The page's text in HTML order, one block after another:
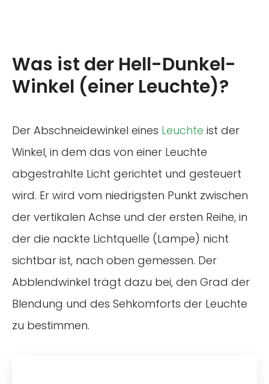
Was ist der Hell-Dunkel-
Winkel (einer Leuchte)?
Der Abschneidewinkel eines Leuchte ist der
Winkel, in dem das von einer Leuchte
abgestrahlte Licht gerichtet und gesteuert
wird. Er wird vom niedrigsten Punkt zwischen
der vertikalen Achse und der ersten Reihe, in
der die nackte Lichtquelle (Lampe) nicht
sichtbar ist, nach oben gemessen. Der
Abblendwinkel trägt dazu bei, den Grad der
Blendung und des Sehkomforts der Leuchte
zu bestimmen.